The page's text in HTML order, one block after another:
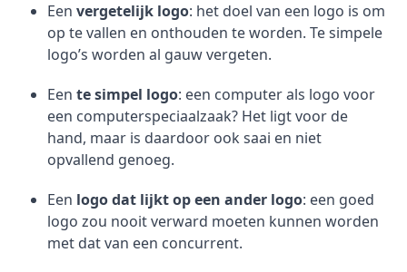
Een vergetelijk logo: het doel van een logo is om
op te vallen en onthouden te worden. Te simpele
logo’s worden al gauw vergeten.
Een te simpel logo: een computer als logo voor
een computerspeciaalzaak? Het ligt voor de
hand, maar is daardoor ook saai en niet
opvallend genoeg.
Een logo dat lijkt op een ander logo: een goed
logo zou nooit verward moeten kunnen worden
met dat van een concurrent.